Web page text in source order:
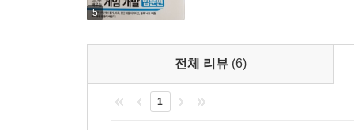
5
전체 리뷰 (6)
1